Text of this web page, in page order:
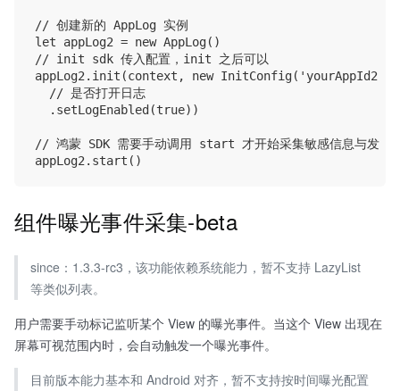
// 创建新的 AppLog 实例
let appLog2 = new AppLog()
// init sdk 传入配置，init 之后可以
appLog2.init(context, new InitConfig('yourAppId2',
  // 是否打开日志
  .setLogEnabled(true))
// 鸿蒙 SDK 需要手动调用 start 才开始采集敏感信息与发送
组件曝光事件采集-beta
since：1.3.3-rc3，该功能依赖系统能力，暂不支持 LazyList
等类似列表。
用户需要手动标记监听某个 View 的曝光事件。当这个 View 出现在
屏幕可视范围内时，会自动触发一个曝光事件。
目前版本能力基本和 Android 对齐，暂不支持按时间曝光配置